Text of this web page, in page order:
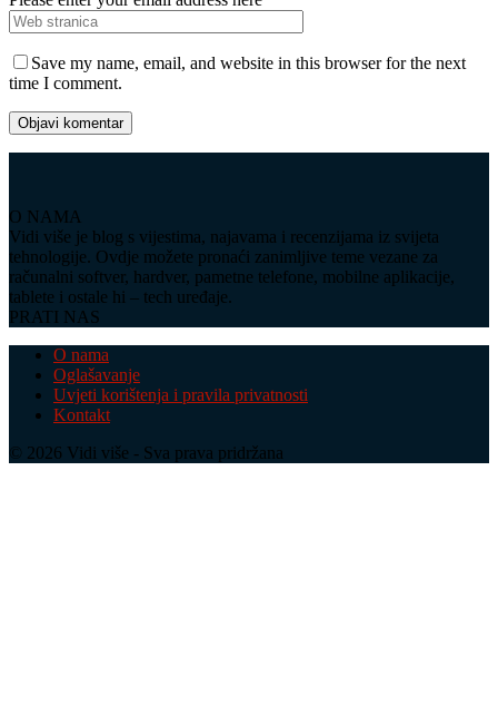
Save my name, email, and website in this browser for the next
time I comment.
O NAMA
Vidi više je blog s vijestima, najavama i recenzijama iz svijeta
tehnologije. Ovdje možete pronaći zanimljive teme vezane za
računalni softver, hardver, pametne telefone, mobilne aplikacije,
tablete i ostale hi – tech uređaje.
PRATI NAS
O nama
Oglašavanje
Uvjeti korištenja i pravila privatnosti
Kontakt
© 2026 Vidi više - Sva prava pridržana